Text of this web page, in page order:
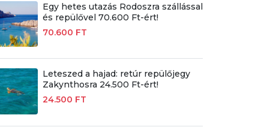
Egy hetes utazás Rodoszra szállással
és repülővel 70.600 Ft-ért!
70.600 FT
Leteszed a hajad: retúr repülőjegy
Zakynthosra 24.500 Ft-ért!
24.500 FT